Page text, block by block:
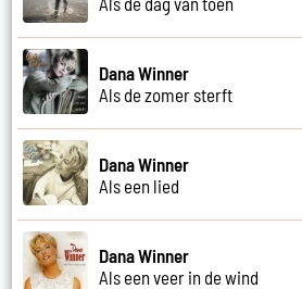
Dana Winner
Als de zomer sterft
Dana Winner
Als een lied
Dana Winner
Als een veer in de wind